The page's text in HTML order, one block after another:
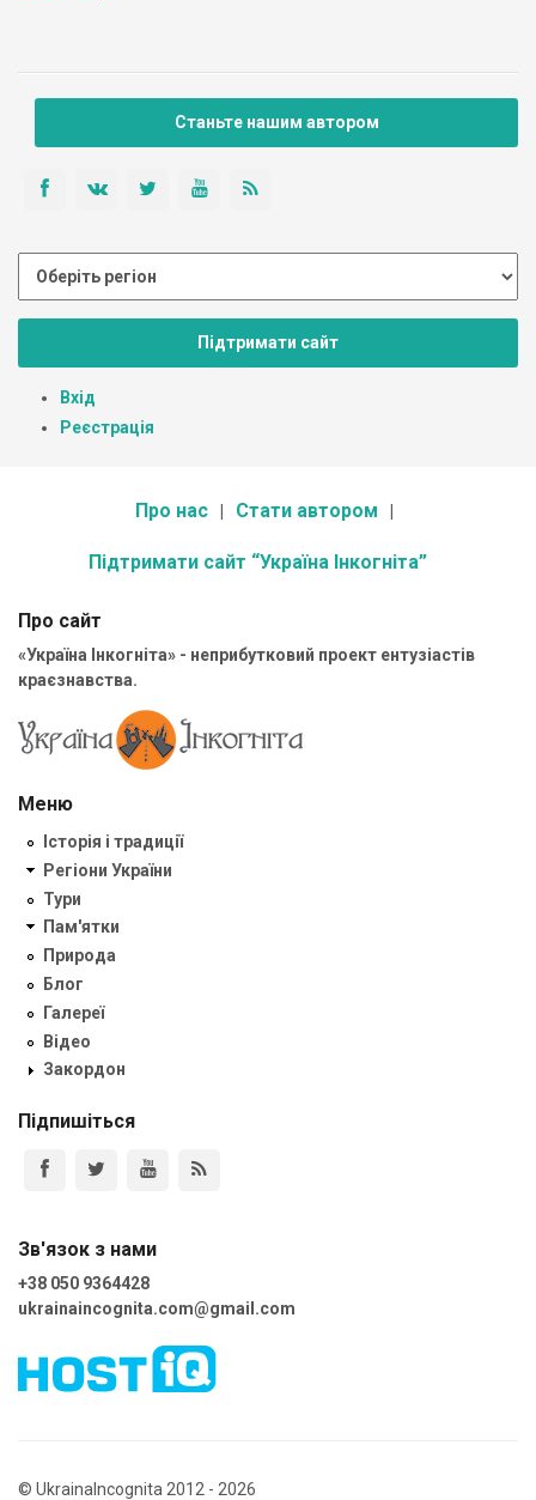
Станьте нашим автором
Підтримати сайт
Вхід
Реєстрація
Про нас Стати автором
Підтримати сайт “Україна Інкогніта”
Про сайт
«Україна Інкогніта» - неприбутковий проект ентузіастів
краєзнавства.
Меню
Історія і традиції
Регіони України
Тури
Пам'ятки
Природа
Блог
Галереї
Відео
Закордон
Підпишіться
Зв'язок з нами
+38 050 9364428
ukrainaincognita.com@gmail.com
© UkrainaIncognita 2012 - 2026